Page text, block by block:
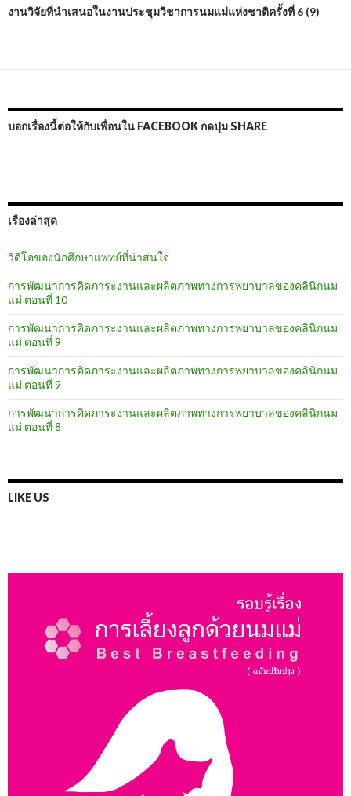
งานวิจัยที่นำเสนอในงานประชุมวิชาการนมแม่แห่งชาติครั้งที่ 6 (9)
บอกเรื่องนี้ต่อให้กับเพื่อนใน FACEBOOK กดปุ่ม SHARE
เรื่องล่าสุด
วิดีโอของนักศึกษาแพทย์ที่น่าสนใจ
การพัฒนาการคิดภาระงานและผลิตภาพทางการพยาบาลของคลินิกนม
แม่ ตอนที่ 10
การพัฒนาการคิดภาระงานและผลิตภาพทางการพยาบาลของคลินิกนม
แม่ ตอนที่ 9
การพัฒนาการคิดภาระงานและผลิตภาพทางการพยาบาลของคลินิกนม
แม่ ตอนที่ 9
การพัฒนาการคิดภาระงานและผลิตภาพทางการพยาบาลของคลินิกนม
แม่ ตอนที่ 8
LIKE US